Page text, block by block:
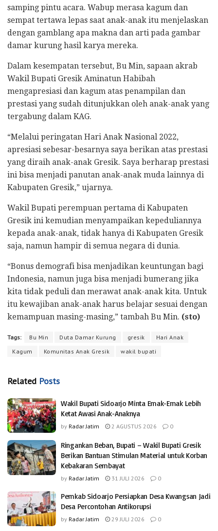
samping pintu acara. Wabup merasa kagum dan
sempat tertawa lepas saat anak-anak itu menjelaskan
dengan gamblang apa makna dan arti pada gambar
damar kurung hasil karya mereka.
Dalam kesempatan tersebut, Bu Min, sapaan akrab
Wakil Bupati Gresik Aminatun Habibah
mengapresiasi dan kagum atas penampilan dan
prestasi yang sudah ditunjukkan oleh anak-anak yang
tergabung dalam KAG.
“Melalui peringatan Hari Anak Nasional 2022,
apresiasi sebesar-besarnya saya berikan atas prestasi
yang diraih anak-anak Gresik. Saya berharap prestasi
ini bisa menjadi panutan anak-anak muda lainnya di
Kabupaten Gresik,” ujarnya.
Wakil Bupati perempuan pertama di Kabupaten
Gresik ini kemudian menyampaikan kepeduliannya
kepada anak-anak, tidak hanya di Kabupaten Gresik
saja, namun hampir di semua negara di dunia.
“Bonus demografi bisa menjadikan keuntungan bagi
Indonesia, namun juga bisa menjadi bumerang jika
kita tidak peduli dan merawat anak-anak kita. Untuk
itu kewajiban anak-anak harus belajar sesuai dengan
kemampuan masing-masing,” tambah Bu Min. (sto)
Tags: Bu Min Duta Damar Kurung gresik
Hari Anak
Kagum
Komunitas Anak Gresik wakil bupati
Related Posts
Wakil Bupati Sidoarjo Minta Emak-Emak Lebih
Ketat Awasi Anak-Anaknya
by Radar Jatim 2 AGUSTUS 2026 0
Ringankan Beban, Bupati – Wakil Bupati Gresik
Berikan Bantuan Stimulan Material untuk Korban
Kebakaran Sembayat
by Radar Jatim 31 JULI 2026 0
Pemkab Sidoarjo Persiapkan Desa Kwangsan Jadi
Desa Percontohan Antikorupsi
by Radar Jatim 29 JULI 2026 0